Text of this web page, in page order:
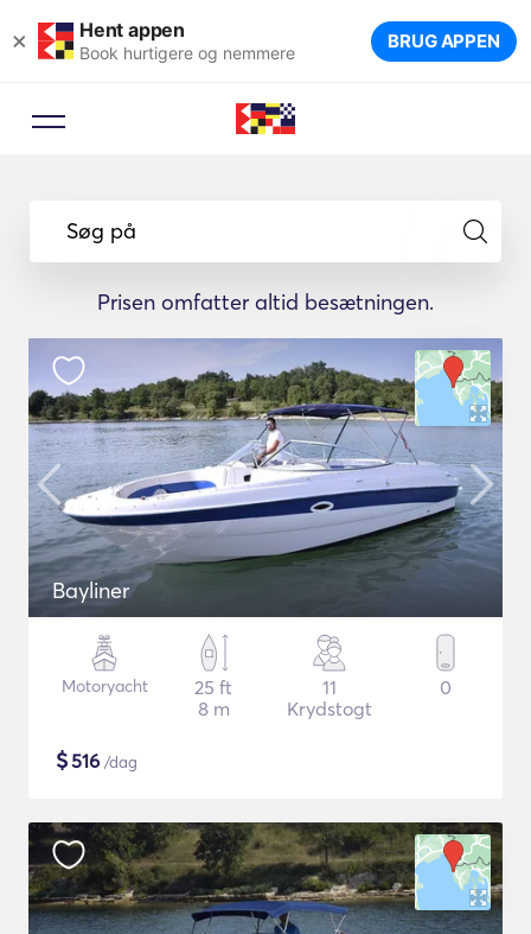
× Hent appen
Book hurtigere og nemmere BRUG APPEN
Søg på
Prisen omfatter altid besætningen.
Bayliner
Motoryacht
25 ft
8 m
11
Krydstogt
0
$516 /dag